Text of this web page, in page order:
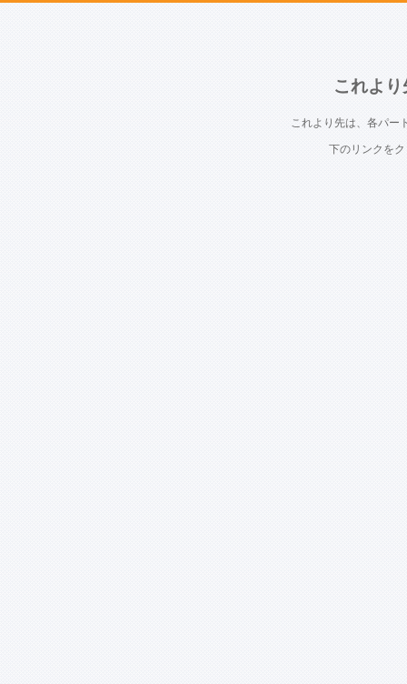
これよ
これより先は、各パー
下のリンクを